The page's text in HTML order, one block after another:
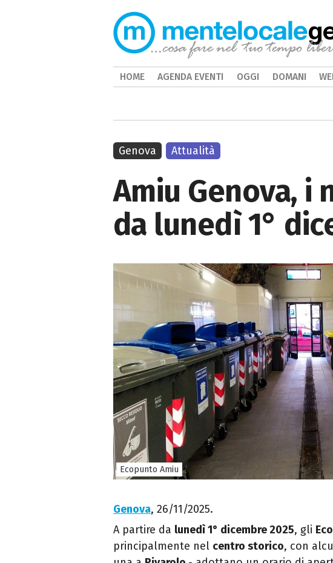
Amiu Genova, i
da lunedì 1°
Ecopunto Amiu
Genova, 26/11/2025.
A partire da lunedì 1° dicembre 2025, gli
principalmente nel centro storico, con
Genova Attualità
HOME AGENDA EVENTI OGGI DOMANI